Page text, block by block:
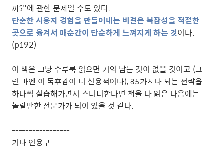
까?"에 관한 문제일 수도 있다.
단순한 사용자 경험을 만들어내는 비결은 복잡성을 적절한
곳으로 옮겨서 매순간이 단순하게 느껴지게 하는 것이다.
(p192)
이 책은 그냥 수루룩 읽으면 거의 남는 것이 없을 것이고 (그
럴 바엔 이 독후감이 더 실용적이다), 85가지나 되는 전략을
하나씩 실습해가면서 스터디한다면 책을 다 읽은 다음에는
놀랄만한 전문가가 되어 있을 것 같다.
-----------------
기타 인용구